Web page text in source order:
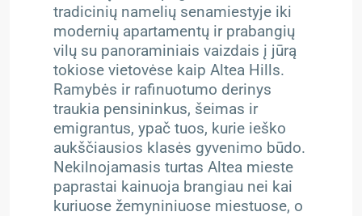
tradicinių namelių senamiestyje iki
modernių apartamentų ir prabangių
vilų su panoraminiais vaizdais į jūrą
tokiose vietovėse kaip Altea Hills.
Ramybės ir rafinuotumo derinys
traukia pensininkus, šeimas ir
emigrantus, ypač tuos, kurie ieško
aukščiausios klasės gyvenimo būdo.
Nekilnojamasis turtas Altea mieste
paprastai kainuoja brangiau nei kai
kuriuose žemyniniuose miestuose, o